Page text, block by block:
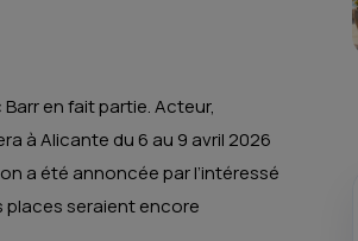
en fait partie. Acteur,
à Alicante du 6 au 9 avril 2026
a été annoncée par l’intéressé
places seraient encore